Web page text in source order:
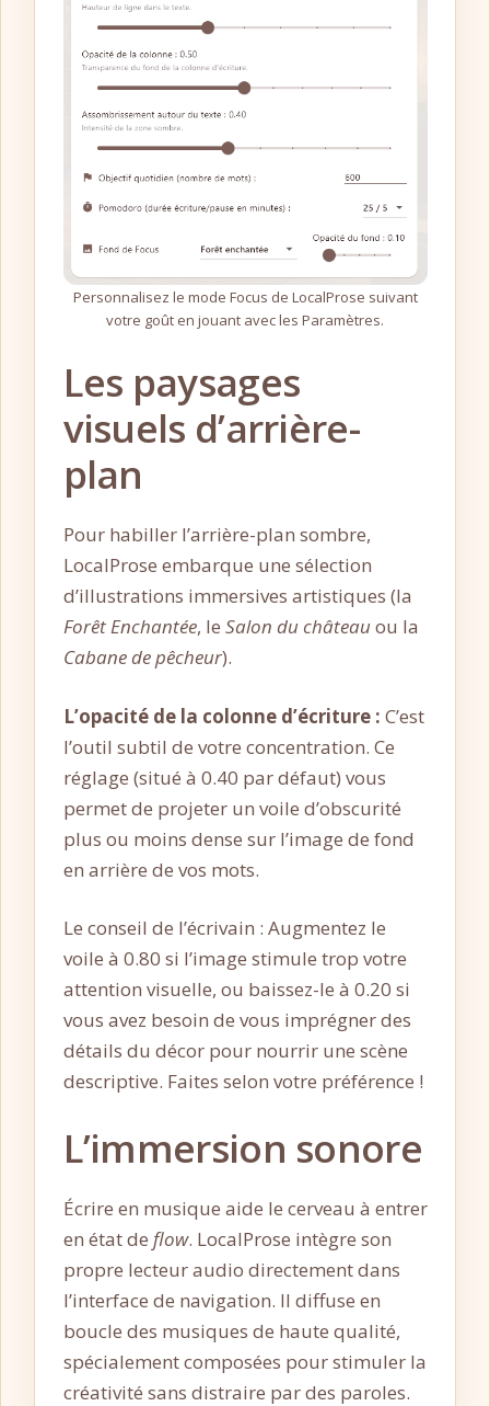
Personnalisez le mode Focus de LocalProse suivant
votre goût en jouant avec les Paramètres.
Les paysages
visuels d’arrière-
plan
Pour habiller l’arrière-plan sombre,
LocalProse embarque une sélection
d’illustrations immersives artistiques (la
Forêt Enchantée, le Salon du châteauou la
Cabane de pêcheur).
L’opacité de la colonne d’écriture : C’est
l’outil subtil de votre concentration. Ce
réglage (situé à 0.40 par défaut) vous
permet de projeter un voile d’obscurité
plus ou moins dense sur l’image de fond
en arrière de vos mots.
Le conseil de l’écrivain : Augmentez le
voile à 0.80 si l’image stimule trop votre
attention visuelle, ou baissez-le à 0.20 si
vous avez besoin de vous imprégner des
détails du décor pour nourrir une scène
descriptive. Faites selon votre préférence !
L’immersion sonore
Écrire en musique aide le cerveau à entrer
en état de flow. LocalProse intègre son
propre lecteur audio directement dans
l’interface de navigation. Il diffuse en
boucle des musiques de haute qualité,
spécialement composées pour stimuler la
créativité sans distraire par des paroles.